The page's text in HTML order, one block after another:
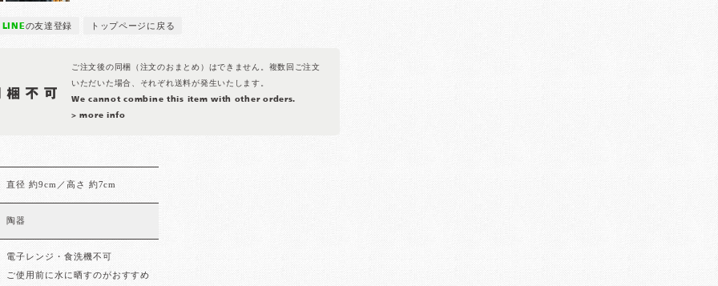
LINEの友達登録 トップページに戻る
ご注文後の同梱（注文のおまとめ）はできません。複数回ご注文
いただいた場合、それぞれ送料が発生いたします。
We cannot combine this item with other orders.
> more info
直径 約9cm／高さ 約7cm
陶器
電子レンジ・食洗機不可
ご使用前に水に晒すのがおすすめ